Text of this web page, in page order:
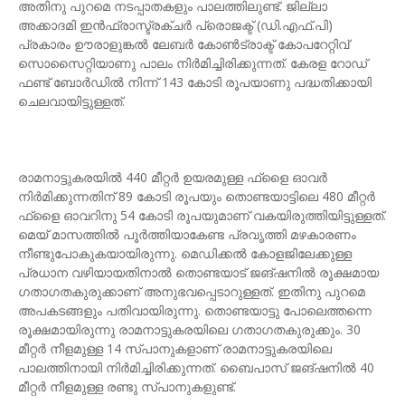
അതിനു പുറമെ നടപ്പാതകളും പാലത്തിലുണ്ട്. ജില്ലാ
അക്കാദമി ഇന്‍ഫ്രാസ്ട്രക്ചര്‍ പ്രൊജക്ട് (ഡി.എഫ്.പി)
പ്രകാരം ഊരാളുങ്കല്‍ ലേബര്‍ കോണ്‍ട്രാക്ട് കോപറേറ്റിവ്
സൊസൈറ്റിയാണു പാലം നിര്‍മിച്ചിരിക്കുന്നത്. കേരള റോഡ്
ഫണ്ട് ബോര്‍ഡില്‍ നിന്ന് 143 കോടി രൂപയാണു പദ്ധതിക്കായി
ചെലവായിട്ടുള്ളത്.
രാമനാട്ടുകരയില്‍ 440 മീറ്റര്‍ ഉയരമുള്ള ഫ്‌ളൈ ഓവര്‍
നിര്‍മിക്കുന്നതിന് 89 കോടി രൂപയും തൊണ്ടയാട്ടിലെ 480 മീറ്റര്‍
ഫ്‌ളൈ ഓവറിനു 54 കോടി രൂപയുമാണ് വകയിരുത്തിയിട്ടുള്ളത്.
മെയ് മാസത്തില്‍ പൂര്‍ത്തിയാകേണ്ട പ്രവൃത്തി മഴകാരണം
നീണ്ടുപോകുകയായിരുന്നു. മെഡിക്കല്‍ കോളജിലേക്കുള്ള
പ്രധാന വഴിയായതിനാല്‍ തൊണ്ടയാട് ജങ്ഷനില്‍ രൂക്ഷമായ
ഗതാഗതകുരുക്കാണ് അനുഭവപ്പെടാറുള്ളത്. ഇതിനു പുറമെ
അപകടങ്ങളും പതിവായിരുന്നു. തൊണ്ടയാട്ടു പോലെത്തന്നെ
രൂക്ഷമായിരുന്നു രാമനാട്ടുകരയിലെ ഗതാഗതകുരുക്കും. 30
മീറ്റര്‍ നീളമുള്ള 14 സ്പാനുകളാണ് രാമനാട്ടുകരയിലെ
പാലത്തിനായി നിര്‍മിച്ചിരിക്കുന്നത്. ബൈപാസ് ജങ്ഷനില്‍ 40
മീറ്റര്‍ നീളമുള്ള രണ്ടു സ്പാനുകളുണ്ട്.